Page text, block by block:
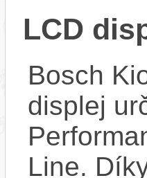
LCD
Bosch
displej
Line.